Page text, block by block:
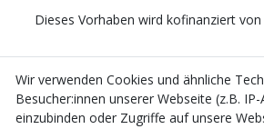
Dieses Vorhaben wird kofinanziert
Wir verwenden Cookies und ähnliche
Besucher:innen unserer Webseite (z.B.
einzubinden oder Zugriffe auf unsere